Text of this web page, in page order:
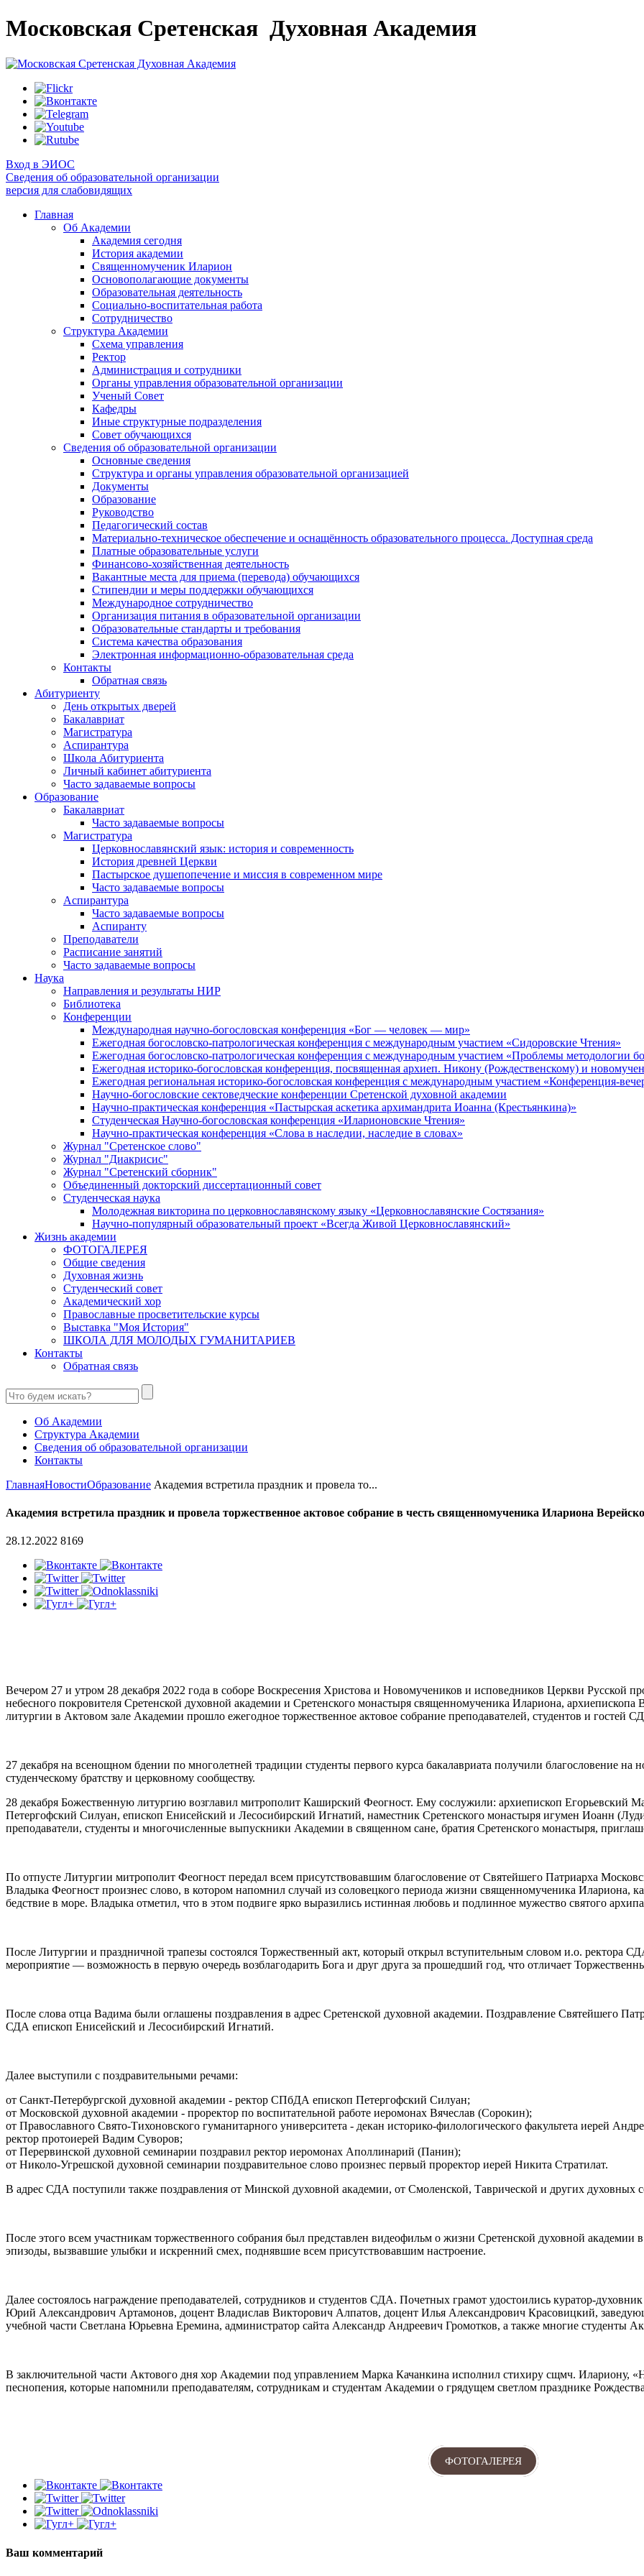
Московская Сретенская Духовная Академия
Вход в ЭИОС
Сведения об образовательной организации
версия для слабовидящих
Главная
Об Академии
Академия сегодня
История академии
Священномученик Иларион
Основополагающие документы
Образовательная деятельность
Социально-воспитательная работа
Сотрудничество
Структура Академии
Схема управления
Ректор
Администрация и сотрудники
Органы управления образовательной организации
Ученый Совет
Кафедры
Иные структурные подразделения
Совет обучающихся
Сведения об образовательной организации
Основные сведения
Структура и органы управления образовательной организацией
Документы
Образование
Руководство
Педагогический состав
Материально-техническое обеспечение и оснащённость образовательного процесса. Доступная среда
Платные образовательные услуги
Финансово-хозяйственная деятельность
Вакантные места для приема (перевода) обучающихся
Стипендии и меры поддержки обучающихся
Международное сотрудничество
Организация питания в образовательной организации
Образовательные стандарты и требования
Система качества образования
Электронная информационно-образовательная среда
Контакты
Обратная связь
Абитуриенту
День открытых дверей
Бакалавриат
Магистратура
Аспирантура
Школа Абитуриента
Личный кабинет абитуриента
Часто задаваемые вопросы
Образование
Бакалавриат
Часто задаваемые вопросы
Магистратура
Церковнославянский язык: история и современность
История древней Церкви
Пастырское душепопечение и миссия в современном мире
Часто задаваемые вопросы
Аспирантура
Часто задаваемые вопросы
Аспиранту
Преподаватели
Расписание занятий
Часто задаваемые вопросы
Наука
Направления и результаты НИР
Библиотека
Конференции
Международная научно-богословская конференция «Бог — человек — мир»
Ежегодная богословско-патрологическая конференция с международным участием «Сидоровские Чтения»
Ежегодная богословско-патрологическая конференция с международным участием «Проблемы методологии
Ежегодная историко-богословская конференция, посвященная архиеп. Никону (Рождественскому) и
Ежегодная региональная историко-богословская конференция с международным участием «Конференция-
Научно-богословские сектоведческие конференции Сретенской духовной академии
Научно-практическая конференция «Пастырская аскетика архимандрита Иоанна (Крестьянкина)»
Студенческая Научно-богословская конференция «Иларионовские Чтения»
Научно-практическая конференция «Cлова в наследии, наследие в словах»
Журнал "Сретенское слово"
Журнал "Диакрисис"
Журнал "Сретенский сборник"
Объединенный докторский диссертационный совет
Студенческая наука
Молодежная викторина по церковнославянскому языку «Церковнославянские Состязания»
Научно-популярный образовательный проект «Всегда Живой Церковнославянский»
Жизнь академии
ФОТОГАЛЕРЕЯ
Общие сведения
Духовная жизнь
Студенческий совет
Академический хор
Православные просветительские курсы
Выставка "Моя История"
ШКОЛА ДЛЯ МОЛОДЫХ ГУМАНИТАРИЕВ
Контакты
Обратная связь
Об Академии
Структура Академии
Сведения об образовательной организации
Контакты
ГлавнаяНовостиОбразование Академия встретила праздник и провела то...
Академия встретила праздник и провела торжественное актовое собрание в честь священномученика Илариона
28.12.2022 8169
Вечером 27 и утром 28 декабря 2022 года в соборе Воскресения Христова и Новомучеников и исповедников Церкви Русской
небесного покровителя Сретенской духовной академии и Сретенского монастыря священномученика Илариона, архиепископа
литургии в Актовом зале Академии прошло ежегодное торжественное актовое собрание преподавателей, студентов и гостей
27 декабря на всенощном бдении по многолетней традиции студенты первого курса бакалавриата получили благословение
студенческому братству и церковному сообществу.
28 декабря Божественную литургию возглавил митрополит Каширский Феогност. Ему сослужили: архиепископ Егорьевский
Петергофский Силуан, епископ Енисейский и Лесосибирский Игнатий, наместник Сретенского монастыря игумен Иоанн
преподаватели, студенты и многочисленные выпускники Академии в священном сане, братия Сретенского монастыря,
По отпусте Литургии митрополит Феогност передал всем присутствовавшим благословение от Святейшего Патриарха
Владыка Феогност произнес слово, в котором напомнил случай из соловецкого периода жизни священномученика Илариона,
бедствие в море. Владыка отметил, что в этом подвиге ярко выразились истинная любовь и подлинное мужество святого
После Литургии и праздничной трапезы состоялся Торжественный акт, который открыл вступительным словом и.о. ректора
мероприятие — возможность в первую очередь возблагодарить Бога и друг друга за прошедший год, что отличает
После слова отца Вадима были оглашены поздравления в адрес Сретенской духовной академии. Поздравление Святейшего
СДА епископ Енисейский и Лесосибирский Игнатий.
Далее выступили с поздравительными речами:
от Санкт-Петербургской духовной академии - ректор СПбДА епископ Петергофский Силуан;
от Московской духовной академии - проректор по воспитательной работе иеромонах Вячеслав (Сорокин);
от Православного Свято-Тихоновского гуманитарного университета - декан историко-филологического факультета иерей
ректор протоиерей Вадим Суворов;
от Перервинской духовной семинарии поздравил ректор иеромонах Аполлинарий (Панин);
от Николо-Угрешской духовной семинарии поздравительное слово произнес первый проректор иерей Никита Стратилат.
В адрес СДА поступили также поздравления от Минской духовной академии, от Смоленской, Таврической и других духовных
После этого всем участникам торжественного собрания был представлен видеофильм о жизни Сретенской духовной
эпизоды, вызвавшие улыбки и искренний смех, поднявшие всем присутствовавшим настроение.
Далее состоялось награждение преподавателей, сотрудников и студентов СДА. Почетных грамот удостоились куратор-
Юрий Александрович Артамонов, доцент Владислав Викторович Алпатов, доцент Илья Александрович Красовицкий,
учебной части Светлана Юрьевна Еремина, администратор сайта Александр Андреевич Громотков, а также многие студенты
В заключительной части Актового дня хор Академии под управлением Марка Качанкина исполнил стихиру сщмч. Илариону,
песнопения, которые напомнили преподавателям, сотрудникам и студентам Академии о грядущем светлом празднике
ФОТОГАЛЕРЕЯ
Ваш комментарий